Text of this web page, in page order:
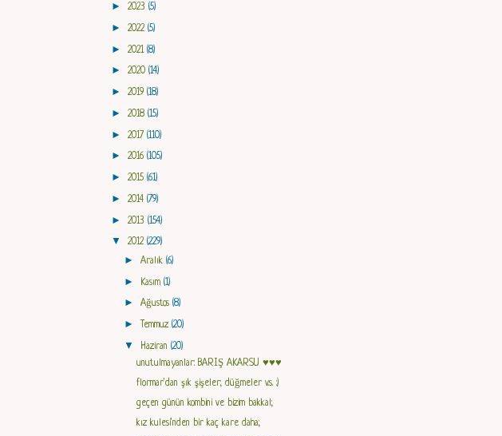
► 2023 (5)
► 2022 (5)
► 2021 (8)
► 2020 (14)
► 2019 (18)
► 2018 (15)
► 2017 (110)
► 2016 (105)
► 2015 (61)
► 2014 (79)
► 2013 (154)
▼ 2012 (229)
► Aralık (6)
► Kasım (1)
► Ağustos (8)
►Temmuz (20)
▼ Haziran (20)
unutulmayanlar: BARIŞ AKARSU ♥♥♥
flormar'dan şık şişeler; düğmeler v.s. :)
geçen günün kombini ve bizim bakkal;
kız kulesi'nden bir kaç kare daha;